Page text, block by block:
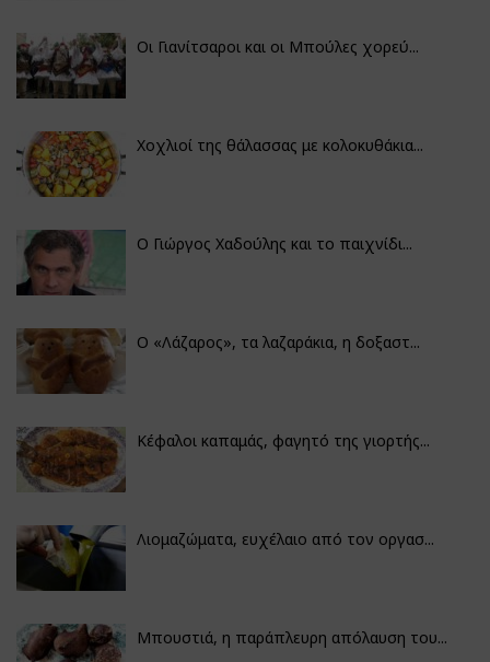
Οι Γιανίτσαροι και οι Μπούλες χορεύ...
Χοχλιοί της θάλασσας με κολοκυθάκια...
Ο Γιώργος Χαδούλης και το παιχνίδι...
Ο «Λάζαρος», τα λαζαράκια, η δοξαστ...
Κέφαλοι καπαμάς, φαγητό της γιορτής...
Λιομαζώματα, ευχέλαιο από τον οργασ...
Μπουστιά, η παράπλευρη απόλαυση του...